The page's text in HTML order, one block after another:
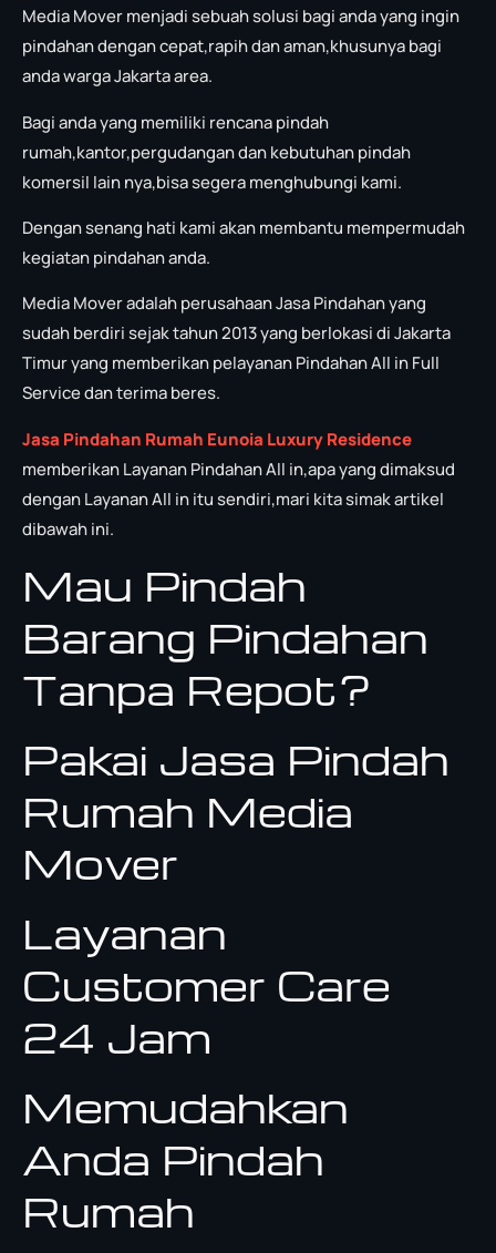
Media Mover menjadi sebuah solusi bagi anda yang ingin
pindahan dengan cepat,rapih dan aman,khusunya bagi
anda warga Jakarta area.
Bagi anda yang memiliki rencana pindah
rumah,kantor,pergudangan dan kebutuhan pindah
komersil lain nya,bisa segera menghubungi kami.
Dengan senang hati kami akan membantu mempermudah
kegiatan pindahan anda.
Media Mover adalah perusahaan Jasa Pindahan yang
sudah berdiri sejak tahun 2013 yang berlokasi di Jakarta
Timur yang memberikan pelayanan Pindahan All in Full
Service dan terima beres.
Jasa Pindahan Rumah Eunoia Luxury Residence
memberikan Layanan Pindahan All in,apa yang dimaksud
dengan Layanan All in itu sendiri,mari kita simak artikel
dibawah ini.
Mau Pindah
Barang Pindahan
Tanpa Repot?
Pakai Jasa Pindah
Rumah Media
Mover
Layanan
Customer Care
24 Jam
Memudahkan
Anda Pindah
Rumah